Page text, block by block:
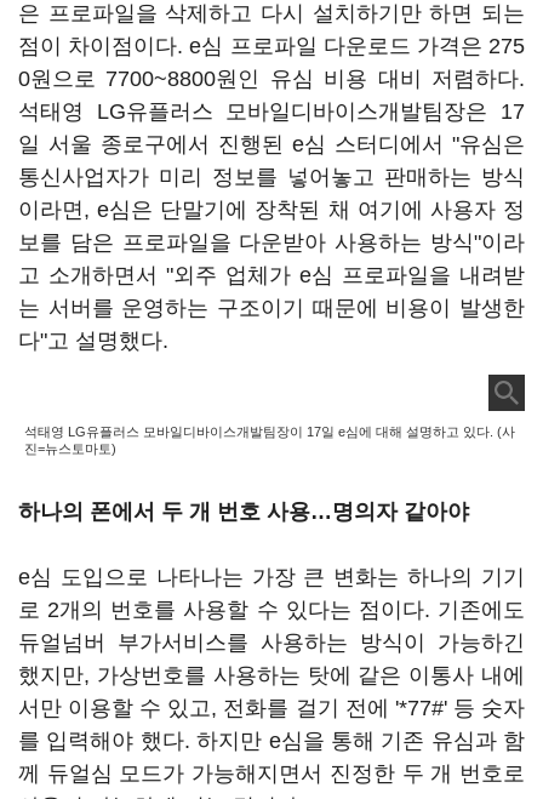
은 프로파일을 삭제하고 다시 설치하기만 하면 되는
점이 차이점이다. e심 프로파일 다운로드 가격은 275
0원으로 7700~8800원인 유심 비용 대비 저렴하다.
석태영 LG유플러스 모바일디바이스개발팀장은 17
일 서울 종로구에서 진행된 e심 스터디에서 "유심은
통신사업자가 미리 정보를 넣어놓고 판매하는 방식
이라면, e심은 단말기에 장착된 채 여기에 사용자 정
보를 담은 프로파일을 다운받아 사용하는 방식"이라
고 소개하면서 "외주 업체가 e심 프로파일을 내려받
는 서버를 운영하는 구조이기 때문에 비용이 발생한
다"고 설명했다.
석태영 LG유플러스 모바일디바이스개발팀장이 17일 e심에 대해 설명하고 있다. (사
진=뉴스토마토)
하나의 폰에서 두 개 번호 사용…명의자 같아야
e심 도입으로 나타나는 가장 큰 변화는 하나의 기기
로 2개의 번호를 사용할 수 있다는 점이다. 기존에도
듀얼넘버 부가서비스를 사용하는 방식이 가능하긴
했지만, 가상번호를 사용하는 탓에 같은 이통사 내에
서만 이용할 수 있고, 전화를 걸기 전에 '*77#' 등 숫자
를 입력해야 했다. 하지만 e심을 통해 기존 유심과 함
께 듀얼심 모드가 가능해지면서 진정한 두 개 번호로